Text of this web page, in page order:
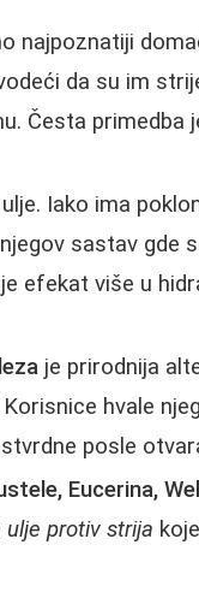
najpoznatiji
da su im
Česta
Iako ima
sastav gde
efekat više u
je prirodnija
hvale
posle
Eucerina,
ulje protiv strija